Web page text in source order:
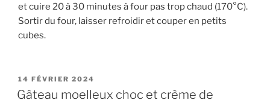
et cuire 20 à 30 minutes à four pas trop chaud (170°C).
Sortir du four, laisser refroidir et couper en petits
cubes.
PUBLIÉ
LE
14 FÉVRIER 2024
Gâteau moelleux choc et crème de